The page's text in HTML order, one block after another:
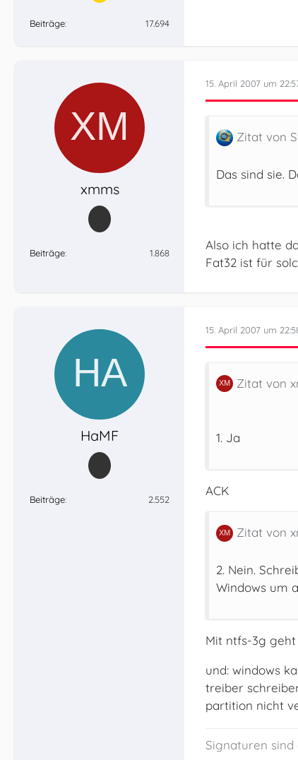
Beiträge 17.694
xmms
Beiträge 1.868
15. April 2007 um
Zitat von
Das sind sie.
Also ich hatte
Fat32 ist für
HaMF
Beiträge 2.552
15. April 2007 um
Zitat von
1. Ja
ACK
Zitat von
2. Nein.
Windows um
Mit ntfs-3g
und: windows
treiber
partition nicht
Signaturen sind